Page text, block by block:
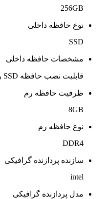
256GB
نوع حافظه داخلی
SSD
مشخصات حافظه داخلی
قابلیت نصب حافظه SSD و یا ارتقا HDD
ظرفیت حافظه رم
8GB
نوع حافظه رم
DDR4
سازنده پردازنده گرافیکی
intel
مدل پردازنده گرافیکی